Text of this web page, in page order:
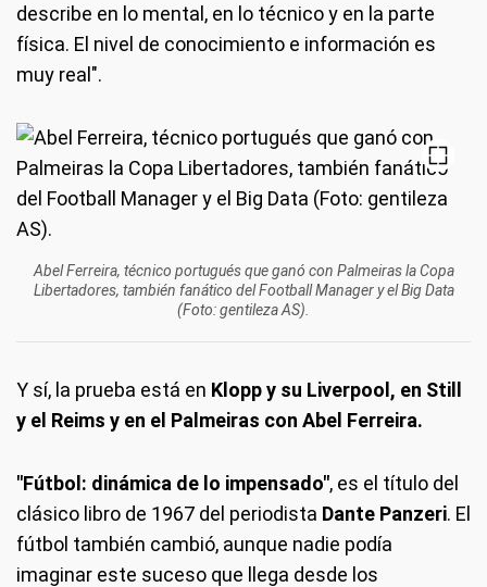
describe en lo mental, en lo técnico y en la parte
física. El nivel de conocimiento e información es
muy real".
Abel Ferreira, técnico portugués que ganó con Palmeiras la Copa
Libertadores, también fanático del Football Manager y el Big Data
(Foto: gentileza AS).
Y sí, la prueba está en Klopp y su Liverpool, en Still
y el Reims y en el Palmeiras con Abel Ferreira.
"Fútbol: dinámica de lo impensado", es el título del
clásico libro de 1967 del periodista Dante Panzeri. El
fútbol también cambió, aunque nadie podía
imaginar este suceso que llega desde los